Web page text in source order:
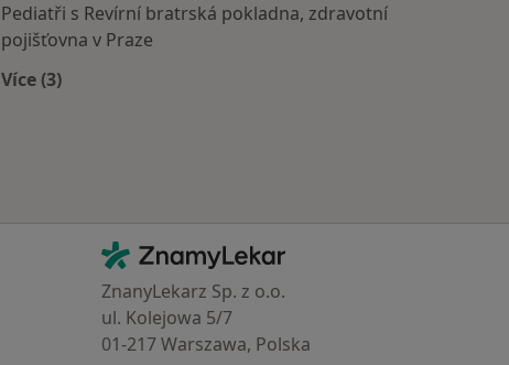
Pediatři s Revírní bratrská pokladna, zdravotní
pojišťovna v Praze
Více (3)
Kontakt
ZnamyLekar - Hlavní stránka
ZnanyLekarz Sp. z o.o.
ul. Kolejowa 5/7
01-217 Warszawa, Polska